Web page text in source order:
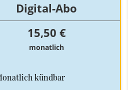
Digital-Abo
15,50 €
monatlich
kündbar